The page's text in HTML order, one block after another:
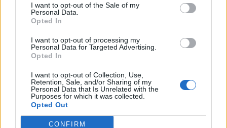
I want to opt-out of the Sale of my
Personal Data.
Opted In
I want to opt-out of processing my
Personal Data for Targeted Advertising.
Opted In
I want to opt-out of Collection, Use,
Retention, Sale, and/or Sharing of my
Personal Data that Is Unrelated with the
Purposes for which it was collected.
Opted Out
CONFIRM
διαγωνισμό για την εκμίσθωση
του Τουριστικού Περιπτέρου
24/07/26|12:47
Τυροκομείο Πιτταρά: 14
22/07/26